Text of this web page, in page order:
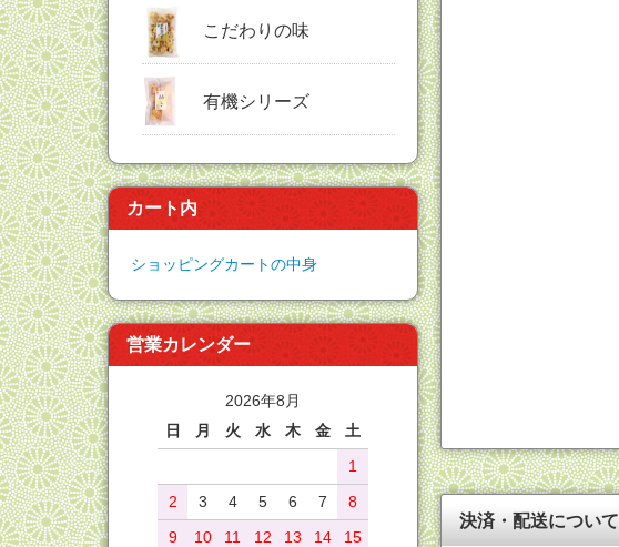
決済・配送について
こだわりの味
有機シリーズ
カート内
ショッピングカートの中身
営業カレンダー
2026年8月
日
月 火 水 木 金
土
1
2
3 4 5 6 7
8
9
10 11 12 13 14
15